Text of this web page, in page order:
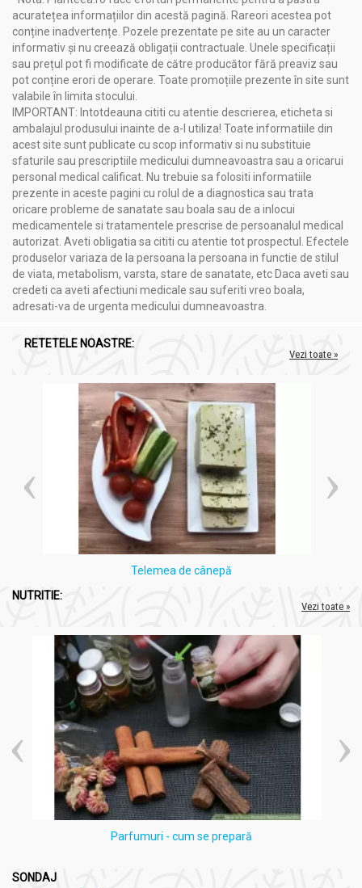
Prin administrarea acestui complex, beneficiile lor sunt
maximizate, oferind un suport eficient pentru sănătatea
intestinală, eliminarea toxinelor și susținerea procesului de
slăbire.
Complexul de detoxifiere a colonului, oferit de Laboratoarele
Fares BioVital Orăștie, reprezintă o formulă naturală și
eficientă care promovează sănătatea intestinală, detoxifierea
organismului și susține procesul de slăbire într-un mod sigur și
sustenabil.
Alege calitatea Laboratoarelor Fares
Planteea recomandă cu încredere Laboratoarele Fares,
recunoscute pentru calitatea și profesionalismul lor în
producția de suplimente naturale. Prin selecția atentă a
ingredientelor și respectarea standardelor de calitate, Fares
aduce acum în fața ta o gamă variată de produse ce oferă o
experiență desăvârșită în ceea ce privește beneficiile naturii
asupra sănătății tale. Alege să te bucuri de savoarea și
proprietățile incredibile ale produselor Fares. Fii în armonie cu
antioxidanți pentru o viață sănătoasă și plină de vitalitate!
Compozitie
Complex Detoxifierea Colonului 28pl - FARES
Seminţe de Plantago ovata 20%
Argilă verde 15%
Seminţe de in (Lini semen) 15%
Frunze de senna (Sennae folium) 10%,
Tuberculi de topinambur (Helianthus tuberosus) 10%
Fibre vegetale din grâu (Triticum aestivum) 10%
Fructe de soc (Sambuci fructus) 8,5%
Rădăcină de lemn dulce (Liquiritiae radix) 2%
Pectină din fructe de măr (Mali fructus) 2%
Extract uscat de ananas (Ananas sativus fructus) 1%
Rizomi de ghimbir (Zingiberis rhizoma) 0,5%
Nu conține : coloranți, arome, conservanți.
Produs în: România
Acțiuni și Recomandări:
Promovează sănătatea intestinală și tranzitul regulat.
acuratețea informațiilor din acestă pagină. Rareori acestea pot
conține inadvertențe. Pozele prezentate pe site au un caracter
informativ și nu creează obligații contractuale. Unele specificații
sau prețul pot fi modificate de către producător fără preaviz sau
pot conține erori de operare. Toate promoțiile prezente în site sunt
valabile în limita stocului.
IMPORTANT: Intotdeauna cititi cu atentie descrierea, eticheta si
ambalajul produsului inainte de a-l utiliza! Toate informatiile din
acest site sunt publicate cu scop informativ si nu substituie
sfaturile sau prescriptiile medicului dumneavoastra sau a oricarui
personal medical calificat. Nu trebuie sa folositi informatiile
prezente in aceste pagini cu rolul de a diagnostica sau trata
oricare probleme de sanatate sau boala sau de a inlocui
medicamentele si tratamentele prescrise de persoanalul medical
autorizat. Aveti obligatia sa cititi cu atentie tot prospectul. Efectele
produselor variaza de la persoana la persoana in functie de stilul
de viata, metabolism, varsta, stare de sanatate, etc Daca aveti sau
credeti ca aveti afectiuni medicale sau suferiti vreo boala,
adresati-va de urgenta medicului dumneavoastra.
RETETELE NOASTRE:
Vezi toate »
Telemea de cânepă
NUTRITIE:
Vezi toate »
Parfumuri - cum se prepară
SONDAJ